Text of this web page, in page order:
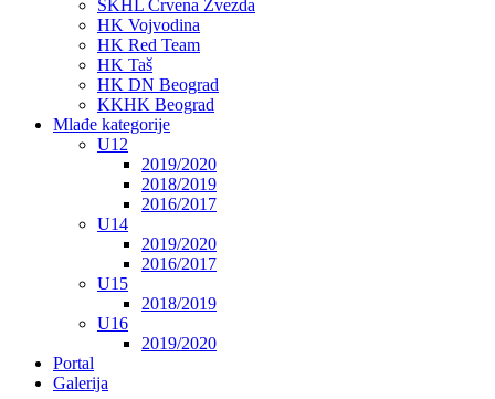
SKHL Crvena Zvezda
HK Vojvodina
HK Red Team
HK Taš
HK DN Beograd
KKHK Beograd
Mlađe kategorije
U12
2019/2020
2018/2019
2016/2017
U14
2019/2020
2016/2017
U15
2018/2019
U16
2019/2020
Portal
Galerija